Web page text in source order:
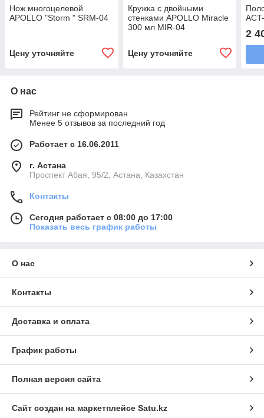
Нож многоцелевой
APOLLO "Storm " SRM-04
Цену уточняйте
Кружка с двойными
стенками APOLLO Miracle
300 мл MIR-04
Цену уточняйте
2
О нас
Рейтинг не сформирован
Менее 5 отзывов за последний год
Работает с 16.06.2011
г. Астана
​Проспект Абая, 95/2, Астана, Казахстан
Контакты
Сегодня работает с 08:00 до 17:00
Показать весь график работы
О нас
Контакты
Доставка и оплата
График работы
Полная версия сайта
Сайт создан на маркетплейсе Satu.kz